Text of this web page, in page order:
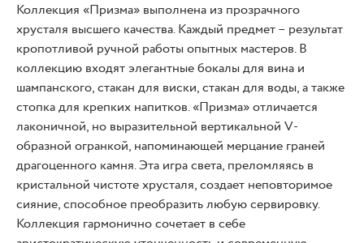
Коллекция «Призма» выполнена из прозрачного
хрусталя высшего качества. Каждый предмет – результат
кропотливой ручной работы опытных мастеров. В
коллекцию входят элегантные бокалы для вина и
шампанского, стакан для виски, стакан для воды, а также
стопка для крепких напитков. «Призма» отличается
лаконичной, но выразительной вертикальной V-
образной огранкой, напоминающей мерцание граней
драгоценного камня. Эта игра света, преломляясь в
кристальной чистоте хрусталя, создает неповторимое
сияние, способное преобразить любую сервировку.
Коллекция гармонично сочетает в себе